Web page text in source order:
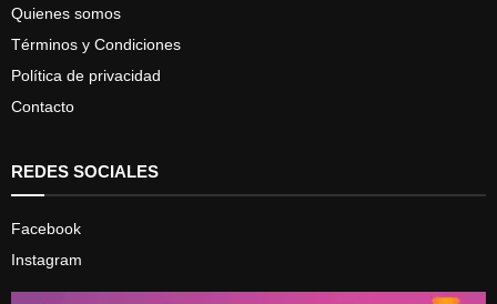
Quienes somos
Términos y Condiciones
Política de privacidad
Contacto
REDES SOCIALES
Facebook
Instagram